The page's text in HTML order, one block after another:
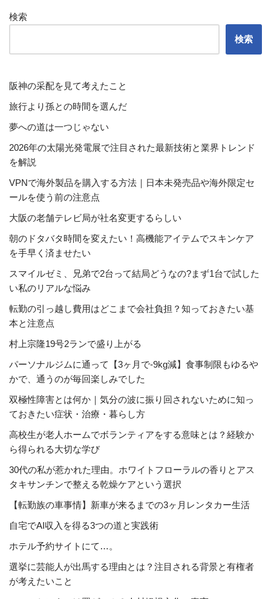
検索
検索
阪神の采配を見て考えたこと
旅行より孫との時間を選んだ
夢への道は一つじゃない
2026年の太陽光発電展で注目された最新技術と業界トレンド
を解説
VPNで海外製品を購入する方法｜日本未発売品や海外限定セ
ールを使う前の注意点
大阪の老舗テレビ局が社名変更するらしい
朝のドタバタ時間を変えたい！高機能アイテムでスキンケア
を手早く済ませたい
スマイルゼミ、兄弟で2台って結局どうなの?まず1台で試した
い私のリアルな悩み
転勤の引っ越し費用はどこまで会社負担？知っておきたい基
本と注意点
村上宗隆19号2ランで盛り上がる
パーソナルジムに通って【3ヶ月で-9kg減】食事制限もゆるや
かで、通うのが毎回楽しみでした
双極性障害とは何か｜気分の波に振り回されないために知っ
ておきたい症状・治療・暮らし方
高校生が老人ホームでボランティアをする意味とは？経験か
ら得られる大切な学び
30代の私が惹かれた理由。ホワイトフローラルの香りとアス
タキサンチンで整える乾燥ケアという選択
【転勤族の車事情】新車が来るまでの3ヶ月レンタカー生活
自宅でAI収入を得る3つの道と実践術
ホテル予約サイトにて…。
選挙に芸能人が出馬する理由とは？注目される背景と有権者
が考えたいこと